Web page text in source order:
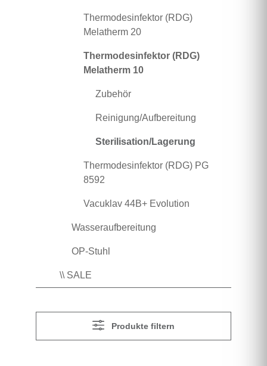
Thermodesinfektor (RDG)
Melatherm 20
Thermodesinfektor (RDG)
Melatherm 10
Zubehör
Reinigung/Aufbereitung
Sterilisation/Lagerung
Thermodesinfektor (RDG) PG
8592
Vacuklav 44B+ Evolution
Wasseraufbereitung
OP-Stuhl
\\ SALE
Produkte filtern